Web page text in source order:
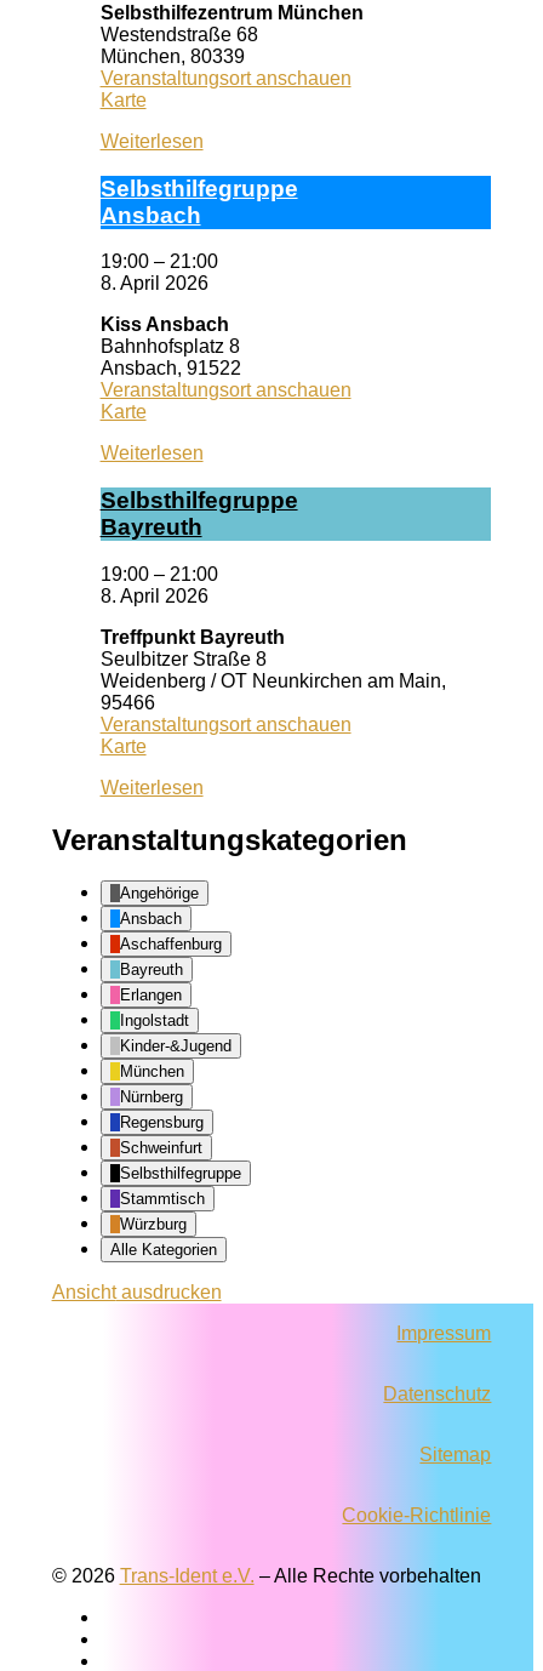
Selbsthilfezentrum München
Westendstraße 68
München, 80339
Veranstaltungsort anschauen
KarteSelbsthilfezentrum
Weiterlesen
Selbst­hil­fe­grup­pe
Ans­bach
19:00 – 21:00
8. April 2026
Kiss Ansbach
Bahnhofsplatz 8
Ansbach, 91522
Veranstaltungsort anschauen
KarteKiss
Weiterlesen
Selbst­hil­fe­grup­pe
Bay­reuth
19:00 – 21:00
8. April 2026
Treffpunkt Bayreuth
Seulbitzer Straße 8
Weidenberg / OT Neunkirchen am Main,
95466
Veranstaltungsort anschauen
KarteTreffpunkt
Weiterlesen
Veranstaltungskategorien
Angehörige
Ansbach
Aschaffenburg
Bayreuth
Erlangen
Ingolstadt
Kinder-&Jugend
München
Nürnberg
Regensburg
Schweinfurt
Selbsthilfegruppe
Stammtisch
Würzburg
Alle Kategorien
Ansichtausdrucken
Impressum
Datenschutz
Sitemap
Cookie-Richtlinie
© 2026 Trans-Ident e.V. – Alle Rechte vorbehalten